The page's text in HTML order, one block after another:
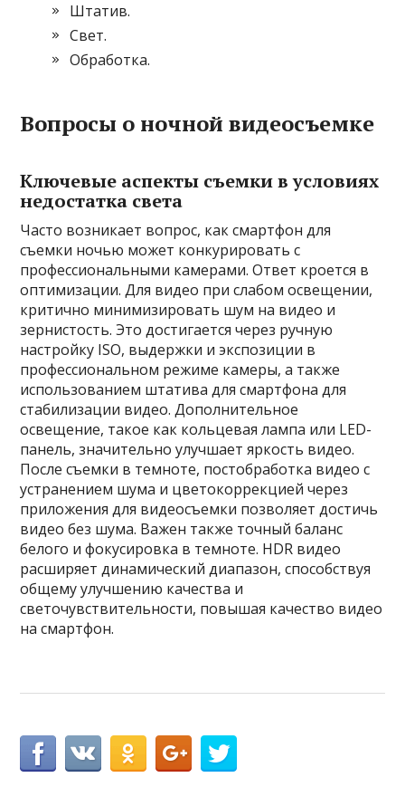
Штатив.
Свет.
Обработка.
Вопросы о ночной видеосъемке
Ключевые аспекты съемки в условиях
недостатка света
Часто возникает вопрос, как смартфон для
съемки ночью может конкурировать с
профессиональными камерами. Ответ кроется в
оптимизации. Для видео при слабом освещении,
критично минимизировать шум на видео и
зернистость. Это достигается через ручную
настройку ISO, выдержки и экспозиции в
профессиональном режиме камеры, а также
использованием штатива для смартфона для
стабилизации видео. Дополнительное
освещение, такое как кольцевая лампа или LED-
панель, значительно улучшает яркость видео.
После съемки в темноте, постобработка видео с
устранением шума и цветокоррекцией через
приложения для видеосъемки позволяет достичь
видео без шума. Важен также точный баланс
белого и фокусировка в темноте. HDR видео
расширяет динамический диапазон, способствуя
общему улучшению качества и
светочувствительности, повышая качество видео
на смартфон.